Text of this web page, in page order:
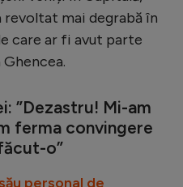
revoltat mai degrabă în
care ar fi avut parte
”Dezastru! Mi-am
ferma convingere
o”
personal de